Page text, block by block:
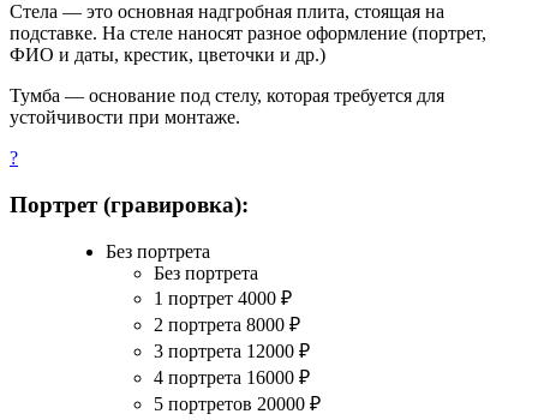
Стела — это основная надгробная плита, стоящая на
подставке. На стеле наносят разное оформление (портрет,
ФИО и даты, крестик, цветочки и др.)
Тумба — основание под стелу, которая требуется для
устойчивости при монтаже.
?
Портрет (гравировка):
Без портрета
Без портрета
1 портрет 4000 ₽
2 портрета 8000 ₽
3 портрета 12000 ₽
4 портрета 16000 ₽
5 портретов 20000 ₽